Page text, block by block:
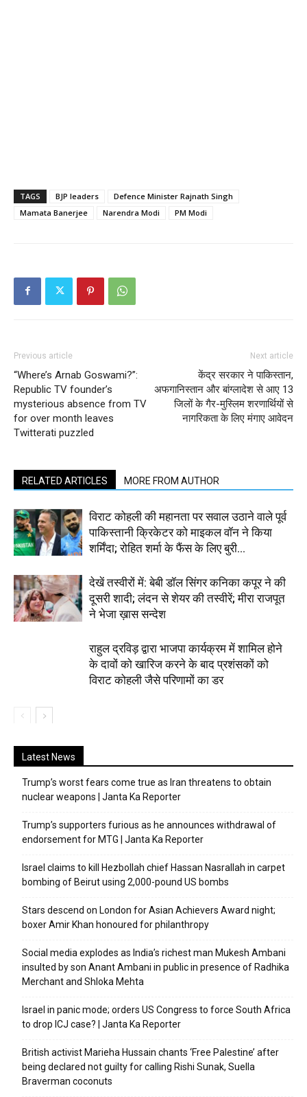
TAGS BJP leaders
Defence Minister Rajnath Singh
Mamata Banerjee
Narendra Modi PM Modi
Previous article
“Where’s Arnab Goswami?”:
Republic TV founder’s
mysterious absence from TV
for over month leaves
Twitterati puzzled
Next article
केंद्र सरकार ने पाकिस्तान,
अफगानिस्तान और बांग्लादेश से आए 13
जिलों के गैर-मुस्लिम शरणार्थियों से
नागरिकता के लिए मंगाए आवेदन
RELATED ARTICLES MORE FROM AUTHOR
विराट कोहली की महानता पर सवाल उठाने वाले पूर्व
पाकिस्तानी क्रिकेटर को माइकल वॉन ने किया
शर्मिंदा; रोहित शर्मा के फैंस के लिए बुरी...
देखें तस्वीरों में: बेबी डॉल सिंगर कनिका कपूर ने की
दूसरी शादी; लंदन से शेयर की तस्वीरें; मीरा राजपूत
ने भेजा ख़ास सन्देश
राहुल द्रविड़ द्वारा भाजपा कार्यक्रम में शामिल होने
के दावों को खारिज करने के बाद प्रशंसकों को
विराट कोहली जैसे परिणामों का डर
Latest News
Trump’s worst fears come true as Iran threatens to obtain
nuclear weapons | Janta Ka Reporter
Trump’s supporters furious as he announces withdrawal of
endorsement for MTG | Janta Ka Reporter
Israel claims to kill Hezbollah chief Hassan Nasrallah in carpet
bombing of Beirut using 2,000-pound US bombs
Stars descend on London for Asian Achievers Award night;
boxer Amir Khan honoured for philanthropy
Social media explodes as India’s richest man Mukesh Ambani
insulted by son Anant Ambani in public in presence of Radhika
Merchant and Shloka Mehta
Israel in panic mode; orders US Congress to force South Africa
to drop ICJ case? | Janta Ka Reporter
British activist Marieha Hussain chants ‘Free Palestine’ after
being declared not guilty for calling Rishi Sunak, Suella
Braverman coconuts